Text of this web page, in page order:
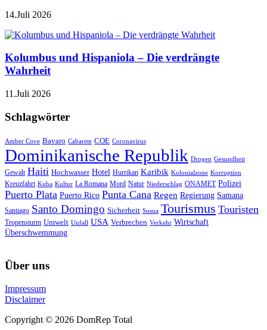
14.Juli 2026
Kolumbus und Hispaniola – Die verdrängte
Wahrheit
11.Juli 2026
Schlagwörter
Amber Cove Bavaro Cabarete COE Coronavirus
Dominikanische Republik Drogen Gesundheit
Gewalt Haiti Hochwasser Hotel Hurrikan Karibik Kolonialzone Korruption
Kreuzfahrt Kuba Kultur La Romana Mord Natur Niederschlag ONAMET Polizei
Puerto Plata Puerto Rico Punta Cana Regen Regierung Samana
Santiago Santo Domingo Sicherheit Sosua Tourismus Touristen
Tropensturm Umwelt Unfall USA Verbrechen Verkehr Wirtschaft
Überschwemmung
Über uns
Impressum
Disclaimer
Copyright © 2026 DomRep Total